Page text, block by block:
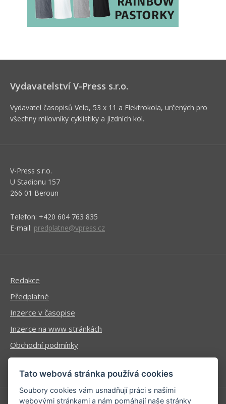
Vydavatelství V-Press s.r.o.
Vydavatel časopisů Velo, 53 x 11 a Elektrokola, určených pro
všechny milovníky cyklistiky a jízdních kol.
V-Press s.r.o.
U Stadionu 157
266 01 Beroun
Telefon: +420 604 763 835
E-mail: predplatne@vpress.cz
Redakce
Předplatné
Inzerce v časopise
Inzerce na www stránkách
Obchodní podmínky
Ochrana osobních údajů
Tato webová stránka používá cookies
Soubory cookies vám usnadňují práci s našimi
webovými stránkami a nám pomáhají naše stránky